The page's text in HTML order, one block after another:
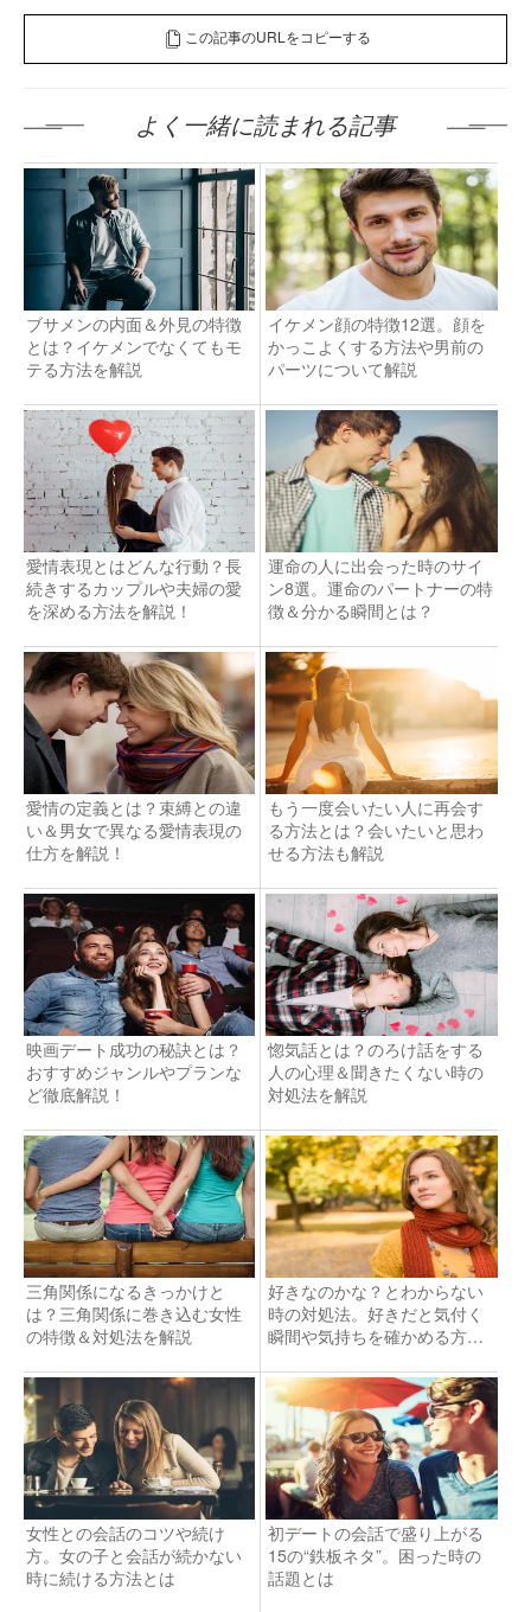
この記事のURLをコピーする
よく一緒に読まれる記事
ブサメンの内面＆外見の特徴
とは？イケメンでなくてもモ
テる方法を解説
イケメン顔の特徴12選。顔を
かっこよくする方法や男前の
パーツについて解説
愛情表現とはどんな行動？長
続きするカップルや夫婦の愛
を深める方法を解説！
運命の人に出会った時のサイ
ン8選。運命のパートナーの特
徴＆分かる瞬間とは？
愛情の定義とは？束縛との違
い＆男女で異なる愛情表現の
仕方を解説！
もう一度会いたい人に再会す
る方法とは？会いたいと思わ
せる方法も解説
映画デート成功の秘訣とは？
おすすめジャンルやプランな
ど徹底解説！
惚気話とは？のろけ話をする
人の心理＆聞きたくない時の
対処法を解説
三角関係になるきっかけと
は？三角関係に巻き込む女性
の特徴＆対処法を解説
好きなのかな？とわからない
時の対処法。好きだと気付く
瞬間や気持ちを確かめる方法
女性との会話のコツや続け
方。女の子と会話が続かない
時に続ける方法とは
初デートの会話で盛り上がる
15の“鉄板ネタ”。困った時の
話題とは